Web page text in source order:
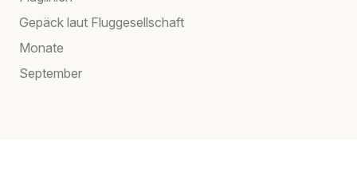
Gepäck laut Fluggesellschaft
Monate
September